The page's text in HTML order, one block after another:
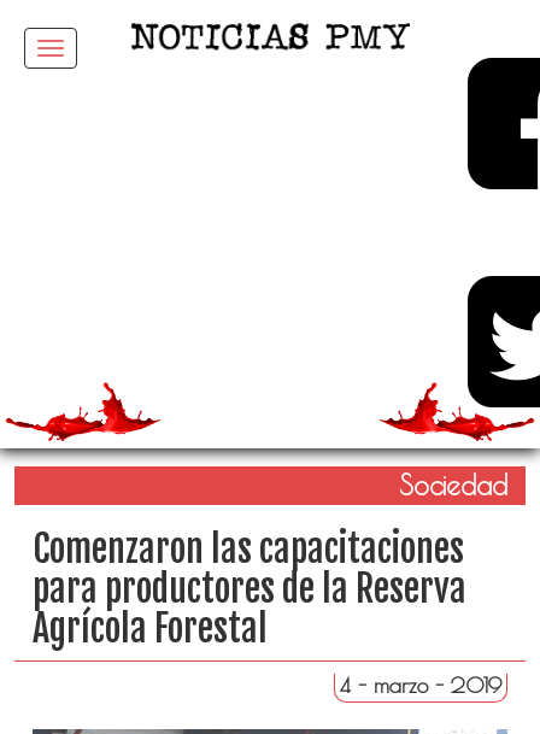
Menu
Sociedad
Comenzaron las capacitaciones
para productores de la Reserva
Agrícola Forestal
4 - marzo - 2019